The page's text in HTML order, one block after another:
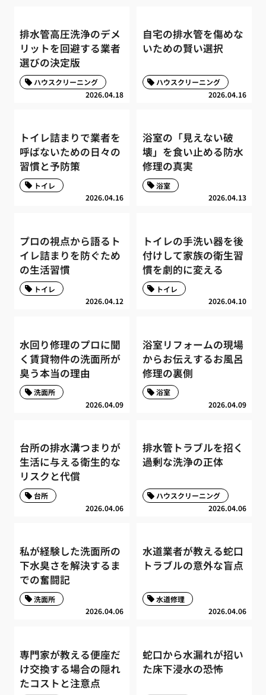
排水管高圧洗浄のデメ
リットを回避する業者
選びの決定版
2026.04.18
ハウスクリーニング
自宅の排水管を傷めな
いための賢い選択
2026.04.16
ハウスクリーニング
トイレ詰まりで業者を
呼ばないための日々の
習慣と予防策
2026.04.16
トイレ
浴室の「見えない破
壊」を食い止める防水
修理の真実
2026.04.13
浴室
プロの視点から語るト
イレ詰まりを防ぐため
の生活習慣
2026.04.12
トイレ
トイレの手洗い器を後
付けして家族の衛生習
慣を劇的に変える
2026.04.10
トイレ
水回り修理のプロに聞
く賃貸物件の洗面所が
臭う本当の理由
2026.04.09
洗面所
浴室リフォームの現場
からお伝えするお風呂
修理の裏側
2026.04.09
浴室
台所の排水溝つまりが
生活に与える衛生的な
リスクと代償
2026.04.06
台所
排水管トラブルを招く
過剰な洗浄の正体
2026.04.06
ハウスクリーニング
私が経験した洗面所の
下水臭さを解決するま
での奮闘記
2026.04.06
洗面所
水道業者が教える蛇口
トラブルの意外な盲点
2026.04.06
水道修理
専門家が教える便座だ
け交換する場合の隠れ
たコストと注意点
蛇口から水漏れが招い
た床下浸水の恐怖